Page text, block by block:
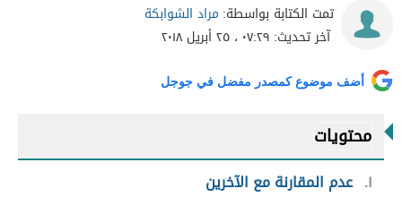
تمت الكتابة بواسطة: مراد الشوابكة
آخر تحديث: ٠٧:٢٩ ، ٢٥ أبريل ٢٠١٨
أضف موضوع كمصدر مفضل في جوجل
محتويات
١ عدم المقارنة مع الآخرين